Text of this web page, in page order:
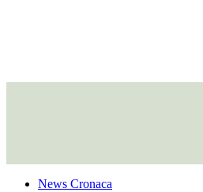
News Cronaca